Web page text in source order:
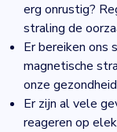
erg onrustig?
straling de
Er bereiken ons
magnetische
onze
Er zijn al vele
reageren op